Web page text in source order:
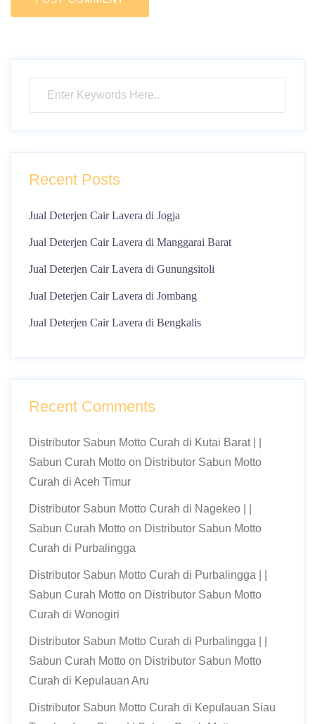
Recent Posts
Jual Deterjen Cair Lavera di Jogja
Jual Deterjen Cair Lavera di Manggarai Barat
Jual Deterjen Cair Lavera di Gunungsitoli
Jual Deterjen Cair Lavera di Jombang
Jual Deterjen Cair Lavera di Bengkalis
Recent Comments
Distributor Sabun Motto Curah di Kutai Barat | |
Sabun Curah Motto on Distributor Sabun Motto
Curah di Aceh Timur
Distributor Sabun Motto Curah di Nagekeo | |
Sabun Curah Motto on Distributor Sabun Motto
Curah di Purbalingga
Distributor Sabun Motto Curah di Purbalingga | |
Sabun Curah Motto on Distributor Sabun Motto
Curah di Wonogiri
Distributor Sabun Motto Curah di Purbalingga | |
Sabun Curah Motto on Distributor Sabun Motto
Curah di Kepulauan Aru
Distributor Sabun Motto Curah di Kepulauan Siau